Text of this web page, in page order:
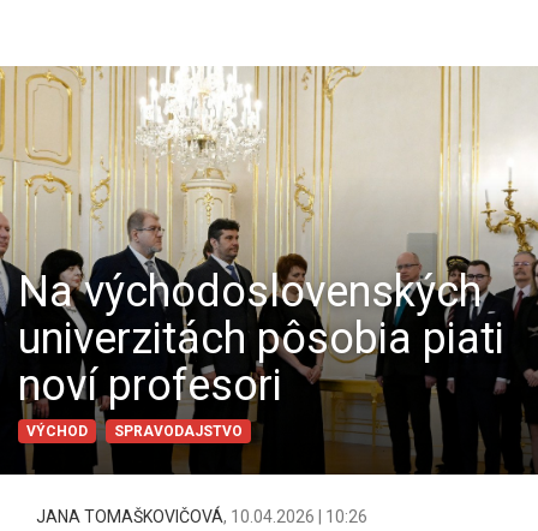
Na východoslovenských
univerzitách pôsobia piati
noví profesori
VÝCHOD SPRAVODAJSTVO
JANA TOMAŠKOVIČOVÁ, 10.04.2026 | 10:26